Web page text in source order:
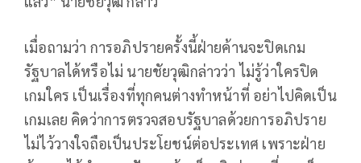
เมื่อถามว่า การอภิปรายครั้งนี้ฝ่ายค้านจะปิดเกม
รัฐบาลได้หรือไม่ นายชัยวุฒิกล่าวว่า ไม่รู้ว่าใครปิด
เกมใคร เป็นเรื่องที่ทุกคนต่างทำหน้าที่ อย่าไปคิดเป็น
เกมเลย คิดว่าการตรวจสอบรัฐบาลด้วยการอภิปราย
ไม่ไว้วางใจถือเป็นประโยชน์ต่อประเทศ เพราะฝ่าย